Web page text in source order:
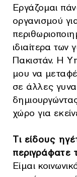
Εργάζομαι
οργανισμού
ιδιαίτερα των
Πακιστάν. Η
μου να
σε άλλες
χώρο για
Τι είδους
Είμαι